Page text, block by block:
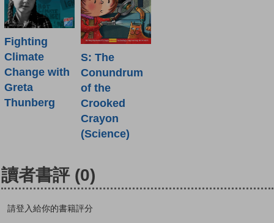
Fighting
Climate
Change with
Greta
Thunberg
S: The
Conundrum
of the
Crooked
Crayon
(Science)
讀者書評 (0)
請登入給你的書籍評分